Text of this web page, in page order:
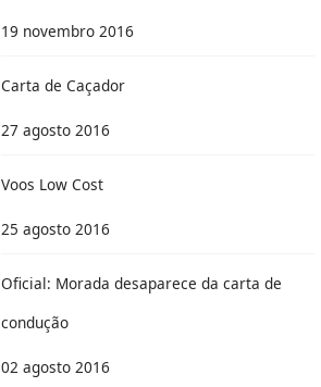
19 novembro 2016
Carta de Caçador
27 agosto 2016
Voos Low Cost
25 agosto 2016
Oficial: Morada desaparece da carta de
condução
02 agosto 2016